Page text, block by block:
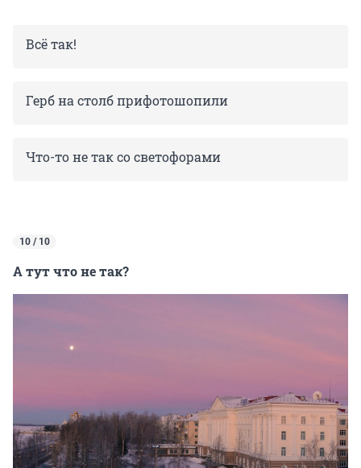
Всё так!
Герб на столб прифотошопили
Что-то не так со светофорами
10 / 10
А тут что не так?